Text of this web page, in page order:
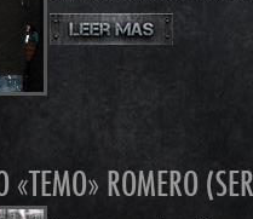
«TEMO» ROMERO